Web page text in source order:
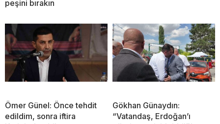
peşini bırakın
Ömer Günel: Önce tehdit
edildim, sonra iftira
Gökhan Günaydın:
“Vatandaş, Erdoğan’ı